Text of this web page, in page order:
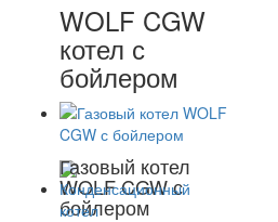
WOLF CGW
котел с
бойлером
Газовый котел
WOLF CGW с
бойлером